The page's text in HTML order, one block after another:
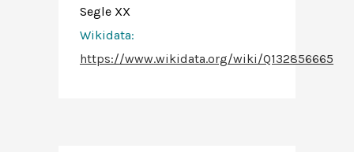
Segle XX
Wikidata:
https://www.wikidata.org/wiki/Q132856665